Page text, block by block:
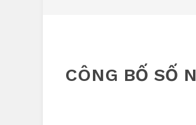
CÔNG BỐ SỐ